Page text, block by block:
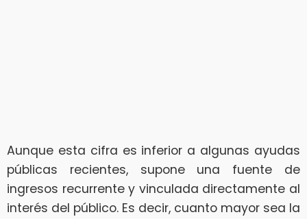
Aunque esta cifra es inferior a algunas ayudas
públicas recientes, supone una fuente de
ingresos recurrente y vinculada directamente al
interés del público. Es decir, cuanto mayor sea la